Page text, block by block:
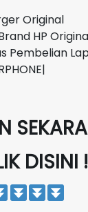
Original
HP
Pembelian
DISINI